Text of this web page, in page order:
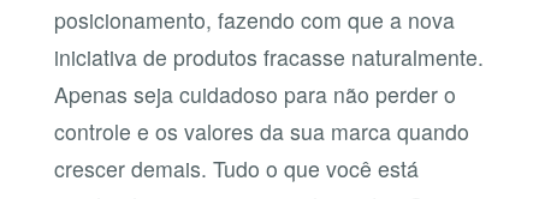
posicionamento, fazendo com que a nova
iniciativa de produtos fracasse naturalmente.
Apenas seja cuidadoso para não perder o
controle e os valores da sua marca quando
crescer demais. Tudo o que você está